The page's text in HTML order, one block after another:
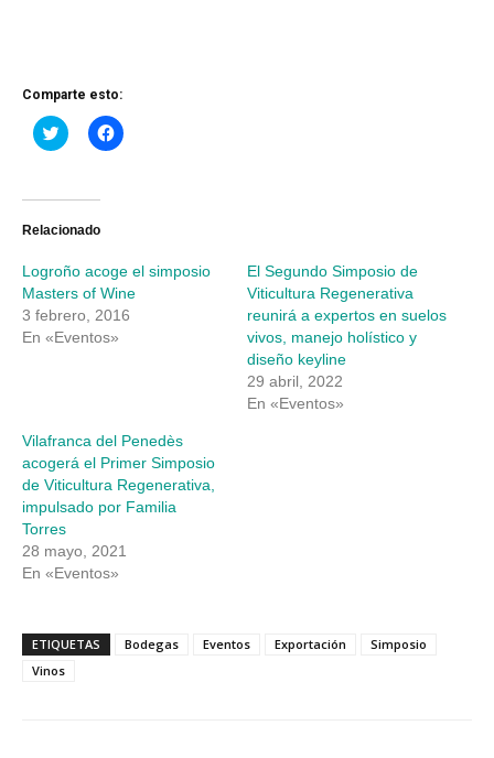
Comparte esto:
Haz
clic
Twitter
abre
ventana
nueva)
Haz
clic
ventana
nueva)
Relacionado
Logroño acoge el simposio
Masters of Wine
3 febrero, 2016
En «Eventos»
El Segundo Simposio de
Viticultura Regenerativa
reunirá a expertos en suelos
vivos, manejo holístico y
diseño keyline
29 abril, 2022
En «Eventos»
Vilafranca del Penedès
acogerá el Primer Simposio
de Viticultura Regenerativa,
impulsado por Familia
Torres
28 mayo, 2021
En «Eventos»
ETIQUETAS Bodegas Eventos Exportación
Simposio
Vinos